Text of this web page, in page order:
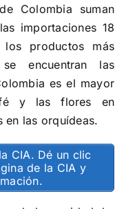
Colombia suman
importaciones 18
productos más
encuentran las
es el mayor
y las flores en
en las orquídeas.
CIA. Dé un clic
de la CIA y